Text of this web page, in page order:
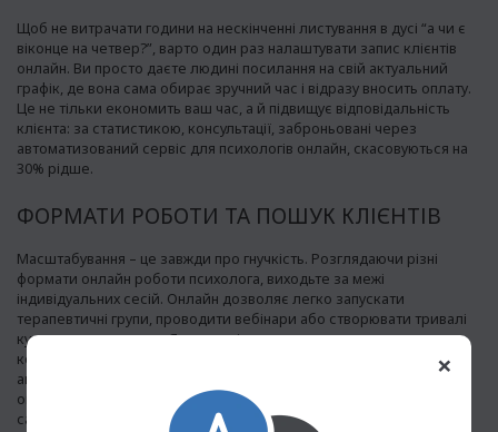
Щоб не витрачати години на нескінченні листування в дусі “а чи є
віконце на четвер?”, варто один раз налаштувати запис клієнтів
онлайн. Ви просто даєте людині посилання на свій актуальний
графік, де вона сама обирає зручний час і відразу вносить оплату.
Це не тільки економить ваш час, а й підвищує відповідальність
клієнта: за статистикою, консультації, заброньовані через
автоматизований сервіс для психологів онлайн, скасовуються на
30% рідше.
ФОРМАТИ РОБОТИ ТА ПОШУК КЛІЄНТІВ
Масштабування – це завжди про гнучкість. Розглядаючи різні
формати онлайн роботи психолога, виходьте за межі
індивідуальних сесій. Онлайн дозволяє легко запускати
терапевтичні групи, проводити вебінари або створювати тривалі
курси самодопомоги. Якщо ви тільки думаєте, як почати
консультувати онлайн на широку аудиторію, зверніть увагу на
агрегатори. Використання перевірених сервісів для психологів
онлайн – це чудовий спосіб делегувати маркетинг. Ці платформи
самі знаходять вам клієнтів, забезпечують відеозв’язок і
×